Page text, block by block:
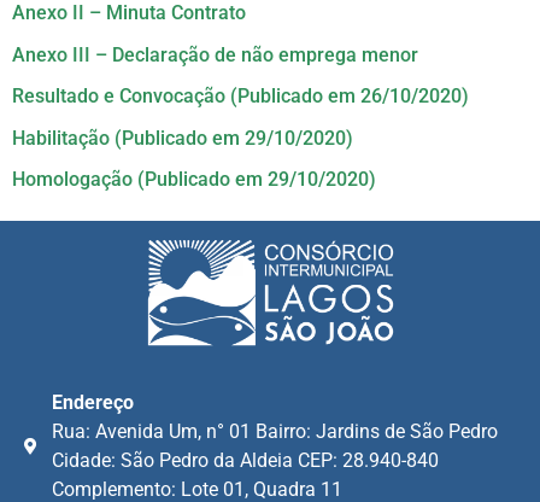
Anexo II – Minuta Contrato
Anexo III – Declaração de não emprega menor
Resultado e Convocação (Publicado em 26/10/2020)
Habilitação (Publicado em 29/10/2020)
Homologação (Publicado em 29/10/2020)
Endereço
Rua: Avenida Um, n° 01 Bairro: Jardins de São Pedro
Cidade: São Pedro da Aldeia CEP: 28.940-840
Complemento: Lote 01, Quadra 11